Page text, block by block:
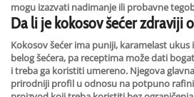
mogu izazvati nadimanje ili probavne
Da li je kokosov šećer zdraviji
Kokosov šećer ima puniji, karamelast
belog šećera, pa receptima može dati
i treba ga koristiti umereno. Njegova
prirodniji profil u odnosu na potpuno